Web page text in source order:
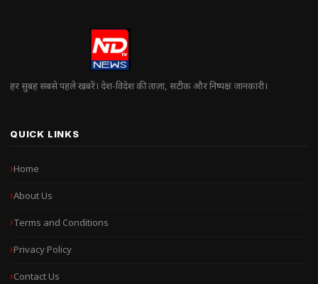
हर सुबह सबसे पहले खबरें। देश-विदेश की ताज़ा, सटीक और निष्पक्ष जानकारी।
QUICK LINKS
Home
About Us
Terms and Conditions
Privacy Policy
Contact Us